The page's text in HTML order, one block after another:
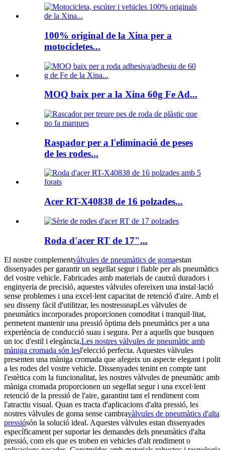
100% original de la Xina per a
motocicletes...
MOQ baix per a la Xina 60g Fe Ad...
Raspador per a l'eliminació de peses
de les rodes...
Acer RT-X40838 de 16 polzades...
Roda d'acer RT de 17"...
El nostre complementvàlvules de pneumàtics de gomaestan
dissenyades per garantir un segellat segur i fiable per als pneumàtics
del vostre vehicle. Fabricades amb materials de cautxú duradors i
enginyeria de precisió, aquestes vàlvules ofereixen una instal·lació
sense problemes i una excel·lent capacitat de retenció d'aire. Amb el
seu disseny fàcil d'utilitzar, les nostressnapLes vàlvules de
pneumàtics incorporades proporcionen comoditat i tranquil·litat,
permetent mantenir una pressió òptima dels pneumàtics per a una
experiència de conducció suau i segura. Per a aquells que busquen
un toc d'estil i elegància,Les nostres vàlvules de pneumàtic amb
màniga cromada són lesl'elecció perfecta. Aquestes vàlvules
presenten una màniga cromada que afegeix un aspecte elegant i polit
a les rodes del vostre vehicle. Dissenyades tenint en compte tant
l'estètica com la funcionalitat, les nostres vàlvules de pneumàtic amb
màniga cromada proporcionen un segellat segur i una excel·lent
retenció de la pressió de l'aire, garantint tant el rendiment com
l'atractiu visual. Quan es tracta d'aplicacions d'alta pressió, les
nostres vàlvules de goma sense cambravàlvules de pneumàtics d'alta
pressiósón la solució ideal. Aquestes vàlvules estan dissenyades
específicament per suportar les demandes dels pneumàtics d'alta
pressió, com els que es troben en vehicles d'alt rendiment o